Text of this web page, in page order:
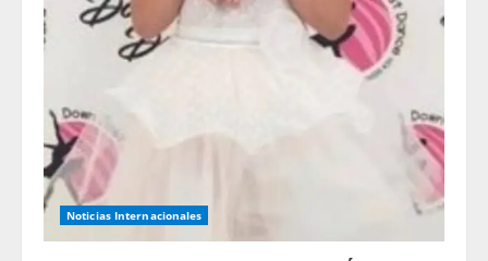
i
g
Noticias Internacionales